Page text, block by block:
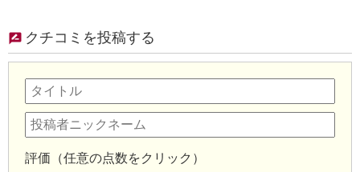
クチコミを投稿する
評価（任意の点数をクリック）